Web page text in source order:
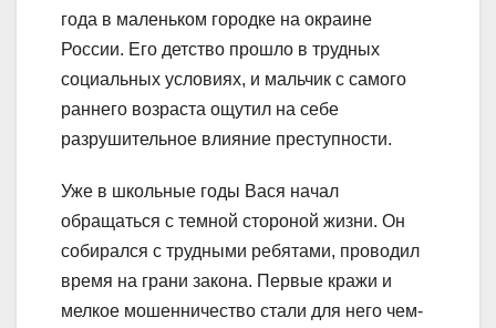
года в маленьком городке на окраине
России. Его детство прошло в трудных
социальных условиях, и мальчик с самого
раннего возраста ощутил на себе
разрушительное влияние преступности.
Уже в школьные годы Вася начал
обращаться с темной стороной жизни. Он
собирался с трудными ребятами, проводил
время на грани закона. Первые кражи и
мелкое мошенничество стали для него чем-